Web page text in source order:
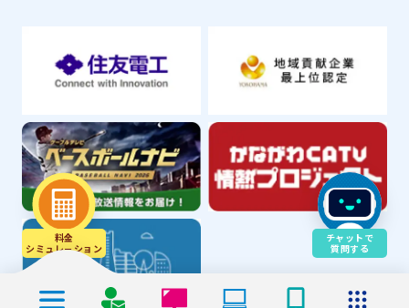
料金
シミュレ－ション
チャットで
質問する